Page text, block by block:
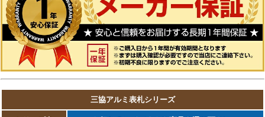
銘板・ステンレス+アクリル銘板・ステンレス
+アルミ銘板・タイル（シャビータイプ）・タ
イル（ラフエッジタイプ）銘板・タイル+ステ
ンレス銘板・陶器銘板・清水焼銘板・九谷焼銘
板・信楽焼銘板・カラーガラス銘板・ガラス銘
板・ガラス+木調・ガラス+ステンレス銘板・ガ
ラス+御影石銘板・アクリル+木調銘板・アクリ
ル銘板・人工大理石（樹脂）銘板・黒御影石銘
板 等
【四国化成】
ガラス表札・アクリル表札・ステンレス表札・